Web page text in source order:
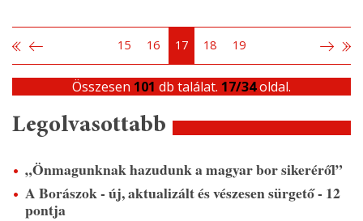
15 16 17 18 19
Összesen 101 db találat. 17/34oldal.
Legolvasottabb
„Önmagunknak hazudunk a magyar bor sikeréről”
A Borászok - új, aktualizált és vészesen sürgető - 12
pontja